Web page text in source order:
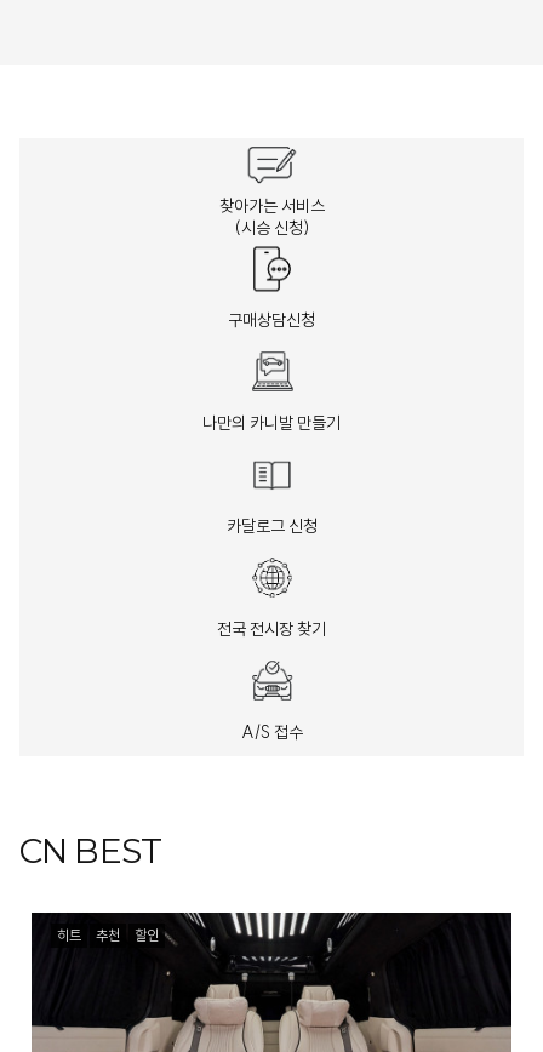
찾아가는 서비스
(시승 신청)
구매상담신청
나만의 카니발 만들기
카달로그 신청
전국 전시장 찾기
A/S 접수
CN BEST
히트 추천 할인